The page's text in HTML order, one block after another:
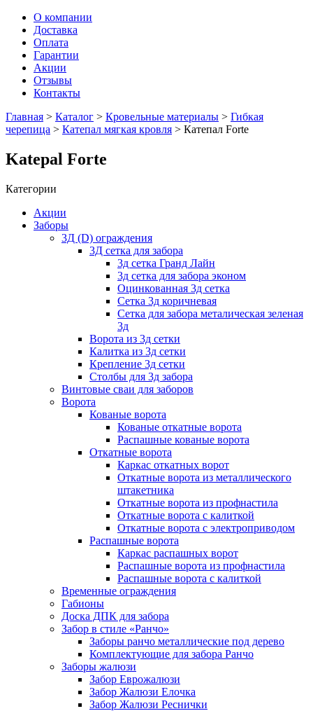
О компании
Доставка
Оплата
Гарантии
Акции
Отзывы
Контакты
Главная > Каталог > Кровельные материалы > Гибкая
черепица > Катепал мягкая кровля > Катепал Forte
Katepal Forte
Категории
Акции
Заборы
3Д (D) ограждения
3Д сетка для забора
3д сетка Гранд Лайн
3д сетка для забора эконом
Оцинкованная 3д сетка
Сетка 3д коричневая
Сетка для забора металическая зеленая
3д
Ворота из 3д сетки
Калитка из 3д сетки
Крепление 3д сетки
Столбы для 3д забора
Винтовые сваи для заборов
Ворота
Кованые ворота
Кованые откатные ворота
Распашные кованые ворота
Откатные ворота
Каркас откатных ворот
Откатные ворота из металлического
штакетника
Откатные ворота из профнастила
Откатные ворота с калиткой
Откатные ворота с электроприводом
Распашные ворота
Каркас распашных ворот
Распашные ворота из профнастила
Распашные ворота с калиткой
Временные ограждения
Габионы
Доска ДПК для забора
Забор в стиле «Ранчо»
Заборы ранчо металлические под дерево
Комплектующие для забора Ранчо
Заборы жалюзи
Забор Еврожалюзи
Забор Жалюзи Елочка
Забор Жалюзи Реснички